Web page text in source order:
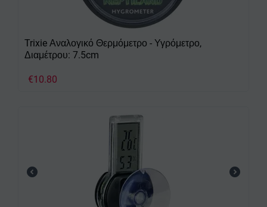
Trixie Αναλογικό Θερμόμετρο - Υγρόμετρο,
Διαμέτρου: 7.5cm
€10.80